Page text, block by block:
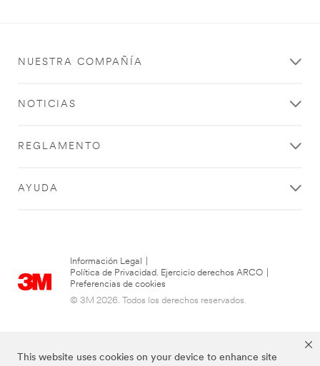
This website uses cookies on your device to enhance site
NUESTRA COMPAÑÍA
NOTICIAS
REGLAMENTO
AYUDA
Información Legal
Política de Privacidad. Ejercicio derechos ARCO
Preferencias de cookies
© 3M 2026. Todos los derechos reservados.